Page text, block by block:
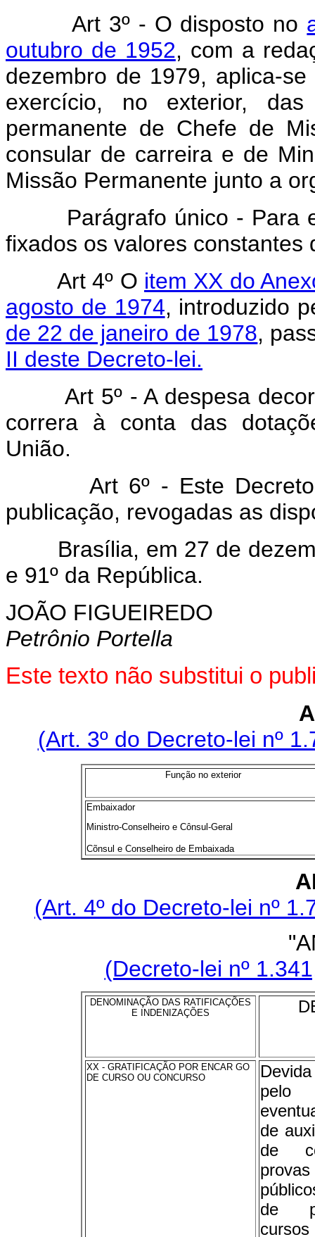
Art 3º - O disposto no
outubro de 1952, com a
dezembro de 1979, aplica-
exercício, no exterior,
permanente de Chefe de
consular de carreira e de
Missão Permanente junto a
Parágrafo único - Para
fixados os valores constantes
Art 4º O item XX do
agosto de 1974, introduzido
de 22 de janeiro de 1978,
II deste Decreto-lei.
Art 5º - A despesa
correra à conta das
União.
Art 6º - Este Decreto-
publicação, revogadas as
Brasília, em 27 de
e 91º da República.
JOÃO FIGUEIREDO
Petrônio Portella
Este texto não substitui o
(Art. 3º do Decreto-lei nº
Função no exterior
Embaixador
Ministro-Conselheiro e Cônsul-Geral
Cõnsul e Conselheiro de Embaixada
(Art. 4º do Decreto-lei nº
(Decreto-lei nº
DENOMINAÇÃO DAS RATIFICAÇÕES
E INDENIZAÇÕES
XX - GRATIFICAÇÃO POR ENCAR GO
DE CURSO OU CONCURSO
pelo
de
de
de